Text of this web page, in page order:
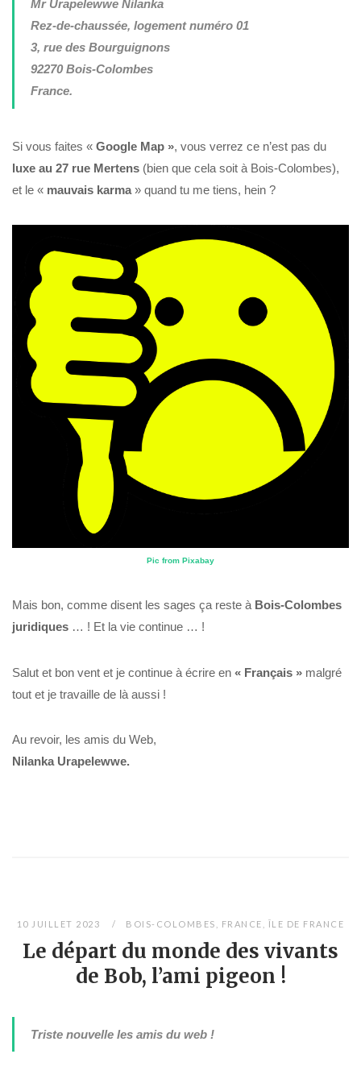
Mr Urapelewwe Nilanka
Rez-de-chaussée, logement numéro 01
3, rue des Bourguignons
92270 Bois-Colombes
France.
Si vous faites « Google Map », vous verrez ce n’est pas du
luxe au 27 rue Mertens (bien que cela soit à Bois-Colombes),
et le « mauvais karma» quand tu me tiens, hein ?
Pic from Pixabay
Mais bon, comme disent les sages ça reste à Bois-Colombes
juridiques … ! Et la vie continue … !
Salut et bon vent et je continue à écrire en « Français » malgré
tout et je travaille de là aussi !
Au revoir, les amis du Web,
Nilanka Urapelewwe.
10 JUILLET 2023 BOIS-COLOMBES FRANCE ÎLE DE FRANCE
Le départ du monde des vivants
de Bob, l’ami pigeon !
Triste nouvelle les amis du web !